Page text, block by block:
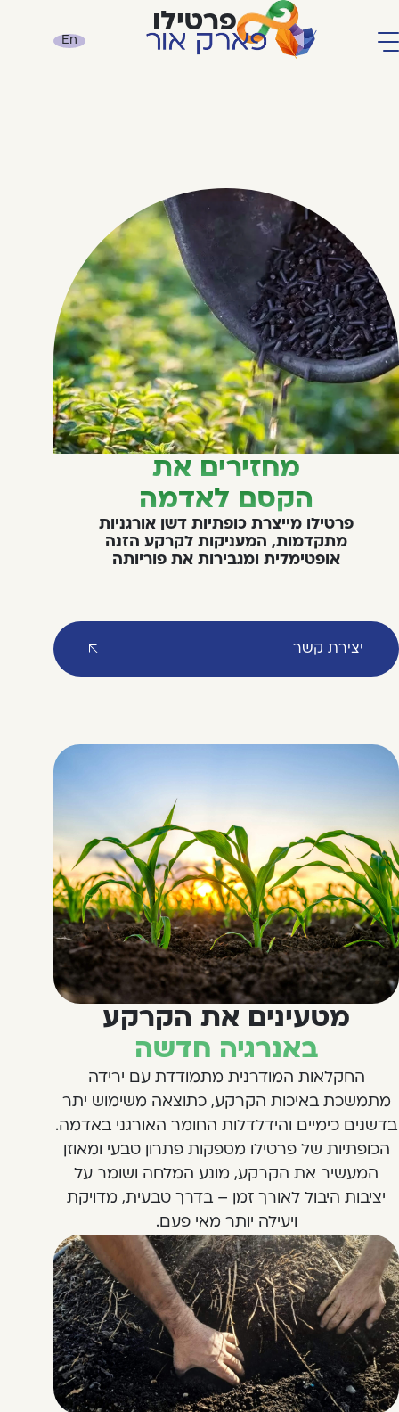
אור פחם הארץ
פרטילו
כתבות
אודות
יצירת קשר
En
פרטילו
מחזירים את
הקסם לאדמה
פרטילו מייצרת כופתיות דשן אורגניות
מתקדמות, המעניקות לקרקע הזנה
אופטימלית ומגבירות את פוריותה
יצירת קשר
מטעינים את הקרקע
באנרגיה חדשה
החקלאות המודרנית מתמודדת עם ירידה
מתמשכת באיכות הקרקע, כתוצאה משימוש יתר
בדשנים כימיים והידלדלות החומר האורגני באדמה.
הכופתיות של פרטילו מספקות פתרון טבעי ומאוזן
המעשיר את הקרקע, מונע המלחה ושומר על
יציבות היבול לאורך זמן – בדרך טבעית, מדויקת
ויעילה יותר מאי פעם.